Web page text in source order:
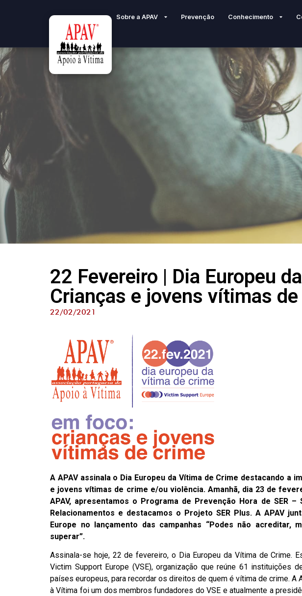
Sobre a APAV Prevenção Conhecimento
22 Fevereiro | Dia Europeu
Crianças e jovens vítimas
22/02/2021
A APAV assinala o Dia Europeu da Vítima de Crime destacando a
e jovens vítimas de crime e/ou violência. Amanhã, dia 23 de
APAV, apresentamos o Programa de Prevenção Hora de SER –
Relacionamentos e destacamos o Projeto SER Plus. A APAV
Europe no lançamento das campanhas “Podes não acreditar,
superar”.
Assinala-se hoje, 22 de fevereiro, o Dia Europeu da Vítima de Crime.
Victim Support Europe (VSE), organização que reúne 61 instituições
países europeus, para recordar os direitos de quem é vítima de crime. A
à Vítima foi um dos membros fundadores do VSE e atualmente a